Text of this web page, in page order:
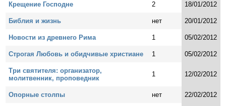
Крещение Господне 2 18/01/2012
Библия и жизнь нет 20/01/2012
Новости из древнего Рима 1 05/02/2012
Строгая Любовь и обидчивые христиане 1 05/02/2012
Три святителя: организатор,
молитвенник, проповедник
1 12/02/2012
Опорные столпы нет 22/02/2012